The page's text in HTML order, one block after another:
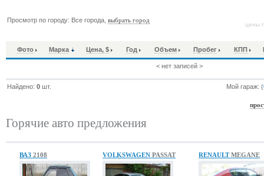
Просмотр по городу: Все города,выбрать город
цены
Фото Марка Цена, $ Год Объем Пробег КПП
< нет записей >
Найдено:0 шт. Мой гараж: (
Горячие авто предложения
ВАЗ 2108 VOLKSWAGEN PASSAT RENAULTMEGANE